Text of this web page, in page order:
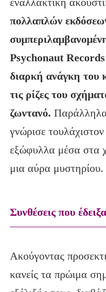
πολλαπλών
PsychonautRecords
διαρκή ανάγκη του
τις ρίζες του
ζωντανό.
γνώρισε
εξώφυλλα μέσα στα
μια αύρα μυστηρίου.
Συνθέσεις που
Ακούγοντας
κανείς τα πρώιμα